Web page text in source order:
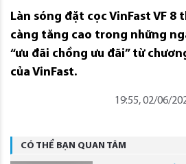
Làn sóng đặt cọc VinFast VF 8
càng tăng cao trong những
“ưu đãi chồng ưu đãi” từ
của VinFast.
19:55, 02/06/
CÓ THỂ BẠN QUAN TÂM